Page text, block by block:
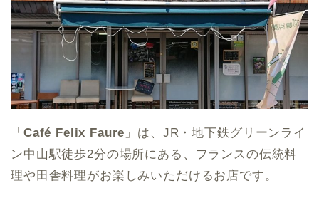
「 Café Felix Faure 」は、JR・地下鉄グリーンライ
ン中山駅徒歩2分の場所にある、フランスの伝統料
理や田舎料理がお楽しみいただけるお店です。